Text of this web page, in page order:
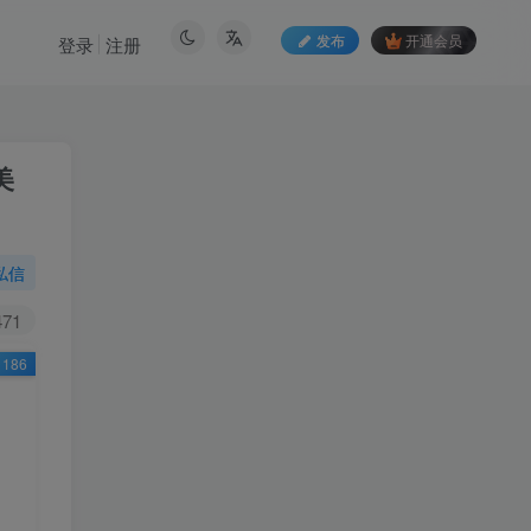
发布 开通会员
登录 注册
信